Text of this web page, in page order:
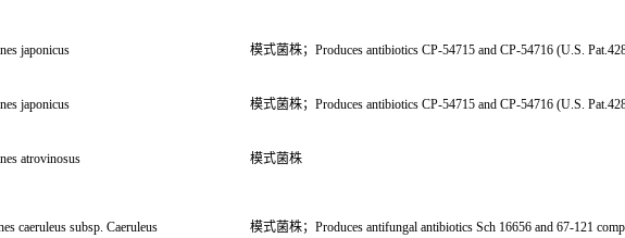
japonicus 模式菌株；Produces antibiotics CP-54715 and CP-54716 (U.S.
japonicus 模式菌株；Produces antibiotics CP-54715 and CP-54716 (U.S.
atrovinosus 模式菌株
caeruleus subsp. Caeruleus 模式菌株；Produces antifungal antibiotics Sch 16656 and 67-121